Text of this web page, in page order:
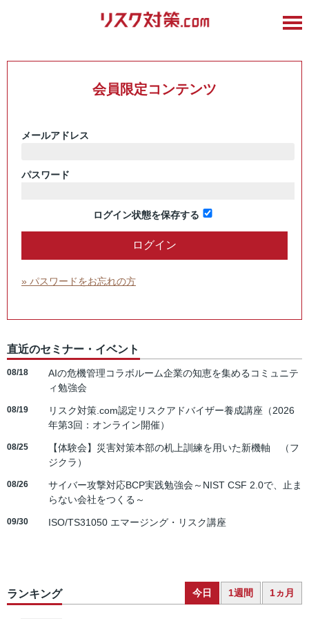
会員限定コンテンツ
メールアドレス
パスワード
ログイン状態を保存する
» パスワードをお忘れの方
直近のセミナー・イベント
08/18
AIの危機管理コラボルーム企業の知恵を集めるコミュニテ
ィ勉強会
08/19
リスク対策.com認定リスクアドバイザー養成講座（2026
年第3回：オンライン開催）
08/25
【体験会】災害対策本部の机上訓練を用いた新機軸 （フ
ジクラ）
08/26
サイバー攻撃対応BCP実践勉強会～NIST CSF 2.0で、止ま
らない会社をつくる～
09/30 ISO/TS31050 エマージング・リスク講座
ランキング 今日 1週間 1ヵ月